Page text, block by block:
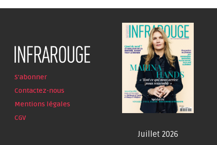
S'abonner
Contactez-nous
Mentions légales
CGV
Juillet 2026